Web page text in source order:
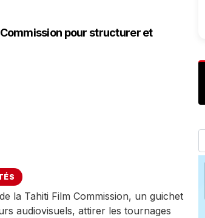
pour structurer et
la Tahiti Film Commission, un guichet
audiovisuels, attirer les tournages